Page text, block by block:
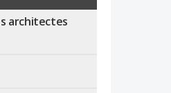
architectes